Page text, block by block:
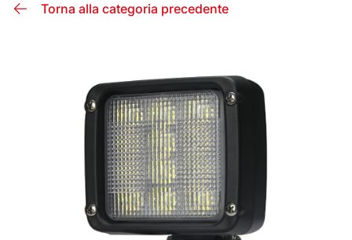
Torna alla categoria precedente